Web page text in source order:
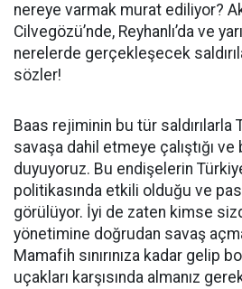
nereye varmak murat ediliyor?
Cilvegözü’nde, Reyhanlı’da ve
nerelerde gerçekleşecek
sözler!
Baas rejiminin bu tür saldırılarla
savaşa dahil etmeye çalıştığı
duyuyoruz. Bu endişelerin
politikasında etkili olduğu ve
görülüyor. İyi de zaten kimse
yönetimine doğrudan savaş
Mamafih sınırınıza kadar gelip
uçakları karşısında almanız